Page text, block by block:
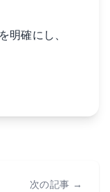
明確にし、
次の記事 →